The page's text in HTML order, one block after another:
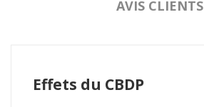
AVIS CLIENTS
Effets du CBDP